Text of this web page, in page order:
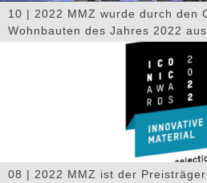
10 | 2022 MMZ wurde durch den
Wohnbauten des Jahres 2022
08 | 2022 MMZ ist der